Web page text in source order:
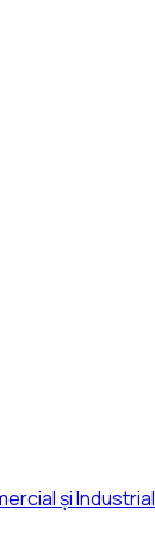
și Industrial